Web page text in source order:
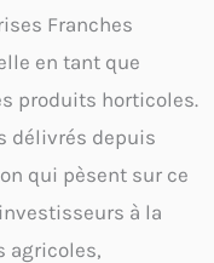
Franches
en tant que
produits horticoles.
délivrés depuis
qui pèsent sur ce
à la
agricoles,